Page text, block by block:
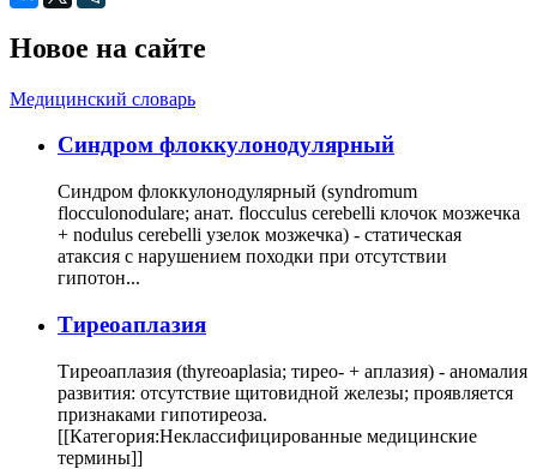
Новое на сайте
Медицинский словарь
Cиндром флоккулонодулярный
Синдром флоккулонодулярный (syndromum
flocculonodulare; анат. flocculus cerebelli клочок мозжечка
+ nodulus cerebelli узелок мозжечка) - статическая
атаксия с нарушением походки при отсутствии
гипотон...
Тиреоаплазия
Тиреоаплазия (thyreoaplasia; тирео- + аплазия) - аномалия
развития: отсутствие щитовидной железы; проявляется
признаками гипотиреоза.
[[Категория:Неклассифицированные медицинские
термины]]